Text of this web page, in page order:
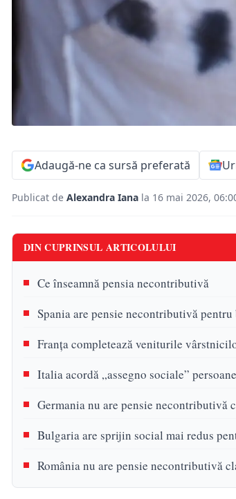
Adaugă-ne ca sursă preferată
Publicat de Alexandra Iana la 16 mai 2026,
DIN CUPRINSUL ARTICOLULUI
Ce înseamnă pensia necontributivă
Spania are pensie necontributivă
Franța completează veniturile
Italia acordă „assegno sociale”
Germania nu are pensie
Bulgaria are sprijin social mai redus
România nu are pensie necontributivă